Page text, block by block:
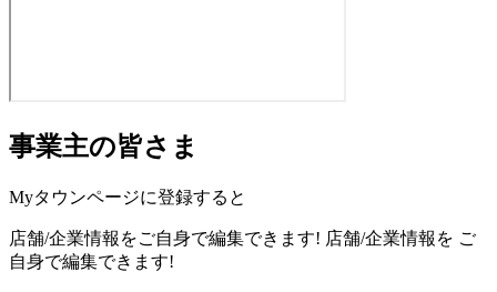
事業主の皆さま
Myタウンページに登録すると
店舗/企業情報をご自身で編集できます! 店舗/企業情報を ご
自身で編集できます!